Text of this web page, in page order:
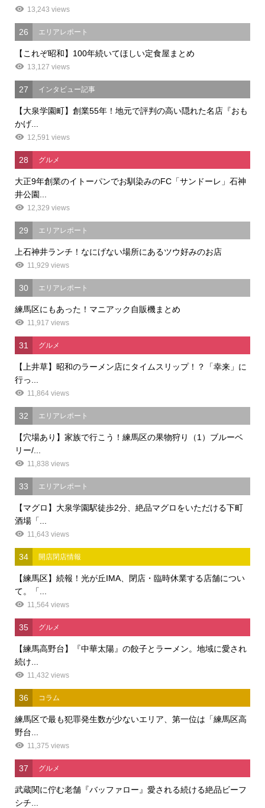
13,243 views
26 エリアレポート
【これぞ昭和】100年続いてほしい定食屋まとめ
13,127 views
27 インタビュー記事
【大泉学園町】創業55年！地元で評判の高い隠れた名店『おも
かげ...
12,591 views
28 グルメ
大正9年創業のイトーパンでお馴染みのFC「サンドーレ」石神
井公園...
12,329 views
29 エリアレポート
上石神井ランチ！なにげない場所にあるツウ好みのお店
11,929 views
30 エリアレポート
練馬区にもあった！マニアック自販機まとめ
11,917 views
31 グルメ
【上井草】昭和のラーメン店にタイムスリップ！？「幸来」に
行っ...
11,864 views
32 エリアレポート
【穴場あり】家族で行こう！練馬区の果物狩り（1）ブルーベ
リー/...
11,838 views
33 エリアレポート
【マグロ】大泉学園駅徒歩2分、絶品マグロをいただける下町
酒場「...
11,643 views
34 開店閉店情報
【練馬区】続報！光が丘IMA、閉店・臨時休業する店舗につい
て。「...
11,564 views
35 グルメ
【練馬高野台】『中華太陽』の餃子とラーメン。地域に愛され
続け...
11,432 views
36 コラム
練馬区で最も犯罪発生数が少ないエリア、第一位は「練馬区高
野台...
11,375 views
37 グルメ
武蔵関に佇む老舗『バッファロー』愛される続ける絶品ビーフ
シチ...